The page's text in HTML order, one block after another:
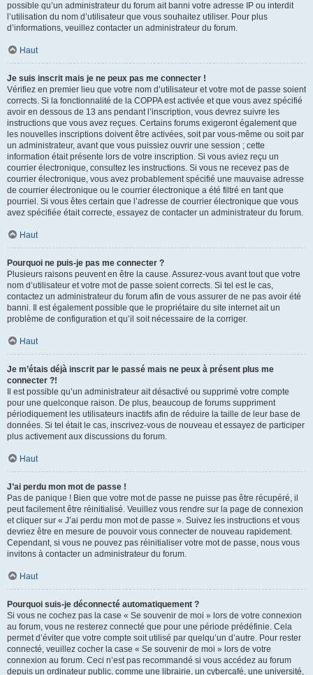
possible qu’un administrateur du forum ait banni votre adresse IP ou interdit
l’utilisation du nom d’utilisateur que vous souhaitez utiliser. Pour plus
d’informations, veuillez contacter un administrateur du forum.
Haut
Je suis inscrit mais je ne peux pas me connecter !
Vérifiez en premier lieu que votre nom d’utilisateur et votre mot de passe soient
corrects. Si la fonctionnalité de la COPPA est activée et que vous avez spécifié
avoir en dessous de 13 ans pendant l’inscription, vous devrez suivre les
instructions que vous avez reçues. Certains forums exigeront également que
les nouvelles inscriptions doivent être activées, soit par vous-même ou soit par
un administrateur, avant que vous puissiez ouvrir une session ; cette
information était présente lors de votre inscription. Si vous aviez reçu un
courrier électronique, consultez les instructions. Si vous ne recevez pas de
courrier électronique, vous avez probablement spécifié une mauvaise adresse
de courrier électronique ou le courrier électronique a été filtré en tant que
pourriel. Si vous êtes certain que l’adresse de courrier électronique que vous
avez spécifiée était correcte, essayez de contacter un administrateur du forum.
Haut
Pourquoi ne puis-je pas me connecter ?
Plusieurs raisons peuvent en être la cause. Assurez-vous avant tout que votre
nom d’utilisateur et votre mot de passe soient corrects. Si tel est le cas,
contactez un administrateur du forum afin de vous assurer de ne pas avoir été
banni. Il est également possible que le propriétaire du site internet ait un
problème de configuration et qu’il soit nécessaire de la corriger.
Haut
Je m’étais déjà inscrit par le passé mais ne peux à présent plus me
connecter ?!
Il est possible qu’un administrateur ait désactivé ou supprimé votre compte
pour une quelconque raison. De plus, beaucoup de forums suppriment
périodiquement les utilisateurs inactifs afin de réduire la taille de leur base de
données. Si tel était le cas, inscrivez-vous de nouveau et essayez de participer
plus activement aux discussions du forum.
Haut
J’ai perdu mon mot de passe !
Pas de panique ! Bien que votre mot de passe ne puisse pas être récupéré, il
peut facilement être réinitialisé. Veuillez vous rendre sur la page de connexion
et cliquer sur « J’ai perdu mon mot de passe ». Suivez les instructions et vous
devriez être en mesure de pouvoir vous connecter de nouveau rapidement.
Cependant, si vous ne pouvez pas réinitialiser votre mot de passe, nous vous
invitons à contacter un administrateur du forum.
Haut
Pourquoi suis-je déconnecté automatiquement ?
Si vous ne cochez pas la case « Se souvenir de moi » lors de votre connexion
au forum, vous ne resterez connecté que pour une période prédéfinie. Cela
permet d’éviter que votre compte soit utilisé par quelqu’un d’autre. Pour rester
connecté, veuillez cocher la case « Se souvenir de moi » lors de votre
connexion au forum. Ceci n’est pas recommandé si vous accédez au forum
depuis un ordinateur public, comme une librairie, un cybercafé, une université,